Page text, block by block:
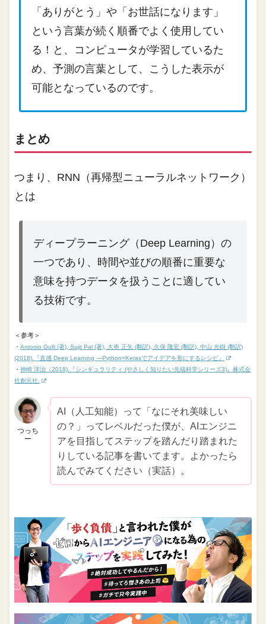
「ありがとう」や「お世話になります」
という言葉が続く順番でよく使用してい
る！と、コンピュータが学習しているた
め、予測の言葉として、こうした表示が
可能となっているのです。
まとめ
つまり、RNN（再帰型ニューラルネットワーク）
とは
ディープラーニング（Deep Learning）の
一つであり、時間や並びの順番に重要な
意味を持つデータを扱うことに適してい
る技術です。
＜参考＞
・Antonio Gulli (著), Sujit Pal (著), 大串 正矢 (翻訳), 久保 隆宏 (翻訳), 中山 光樹 (翻訳)
(2018).『直感 Deep Learning ―Python×Kerasでアイデアを形にするレシピ』
・神崎 洋治（2018).『シンギュラリティ (やさしく知りたい先端科学シリーズ3)』株式会
社創元社.
つっち
ー
AI（人工知能）って「なにそれ美味しい
の？」ってレベルだった僕が、AIエンジニ
アを目指してステップを踏んだり踏まれた
りしている記事を書いてます。よかったら
読んでみてください（実話）。